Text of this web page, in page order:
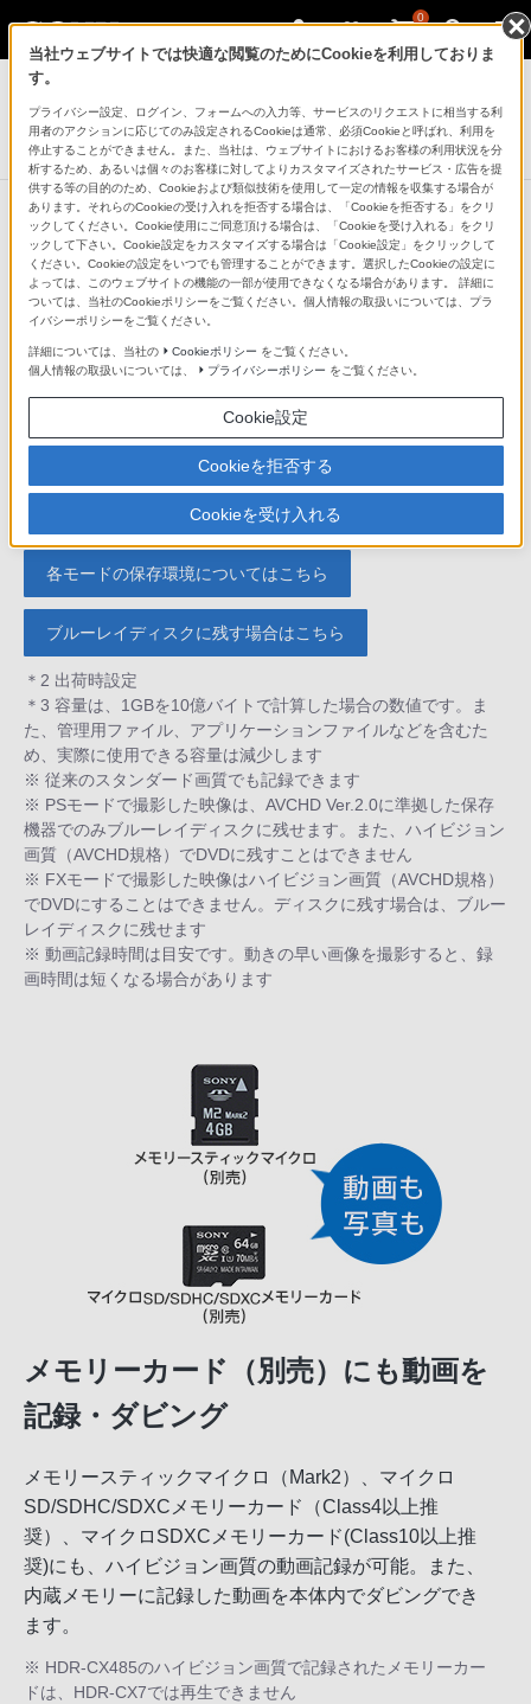
0
デジタルビデオカメラ ハンディカム
デジタルHDビデオカメラレコーダー
HDR-CX485
ハイビジョンも長時間記録、大容量
32GBの内蔵メモリー
各モードの保存環境についてはこちら
ブルーレイディスクに残す場合はこちら
＊2 出荷時設定
＊3 容量は、1GBを10億バイトで計算した場合の数値です。ま
た、管理用ファイル、アプリケーションファイルなどを含むた
め、実際に使用できる容量は減少します
※ 従来のスタンダード画質でも記録できます
※ PSモードで撮影した映像は、AVCHD Ver.2.0に準拠した保存
機器でのみブルーレイディスクに残せます。また、ハイビジョン
画質（AVCHD規格）でDVDに残すことはできません
※ FXモードで撮影した映像はハイビジョン画質（AVCHD規格）
でDVDにすることはできません。ディスクに残す場合は、ブルー
レイディスクに残せます
※ 動画記録時間は目安です。動きの早い画像を撮影すると、録
画時間は短くなる場合があります
メモリーカード（別売）にも動画を
記録・ダビング
メモリースティックマイクロ（Mark2）、マイクロ
SD/SDHC/SDXCメモリーカード（Class4以上推
奨）、マイクロSDXCメモリーカード(Class10以上推
奨)にも、ハイビジョン画質の動画記録が可能。また、
内蔵メモリーに記録した動画を本体内でダビングでき
ます。
※ HDR-CX485のハイビジョン画質で記録されたメモリーカー
ドは、HDR-CX7では再生できません
当社ウェブサイトでは快適な閲覧のためにCookieを利用しておりま
す。
プライバシー設定、ログイン、フォームへの入力等、サービスのリクエストに相当する利
用者のアクションに応じてのみ設定されるCookieは通常、必須Cookieと呼ばれ、利用を
停止することができません。また、当社は、ウェブサイトにおけるお客様の利用状況を分
析するため、あるいは個々のお客様に対してよりカスタマイズされたサービス・広告を提
供する等の目的のため、Cookieおよび類似技術を使用して一定の情報を収集する場合が
あります。それらのCookieの受け入れを拒否する場合は、「Cookieを拒否する」をクリ
ックしてください。Cookie使用にご同意頂ける場合は、「Cookieを受け入れる」をクリ
ックして下さい。Cookie設定をカスタマイズする場合は「Cookie設定」をクリックして
ください。Cookieの設定をいつでも管理することができます。選択したCookieの設定に
よっては、このウェブサイトの機能の一部が使用できなくなる場合があります。 詳細に
ついては、当社のCookieポリシーをご覧ください。個人情報の取扱いについては、プラ
イバシーポリシーをご覧ください。
詳細については、当社の Cookieポリシー をご覧ください。
個人情報の取扱いについては、
プライバシーポリシー をご覧ください。
Cookie設定
Cookieを拒否する
Cookieを受け入れる